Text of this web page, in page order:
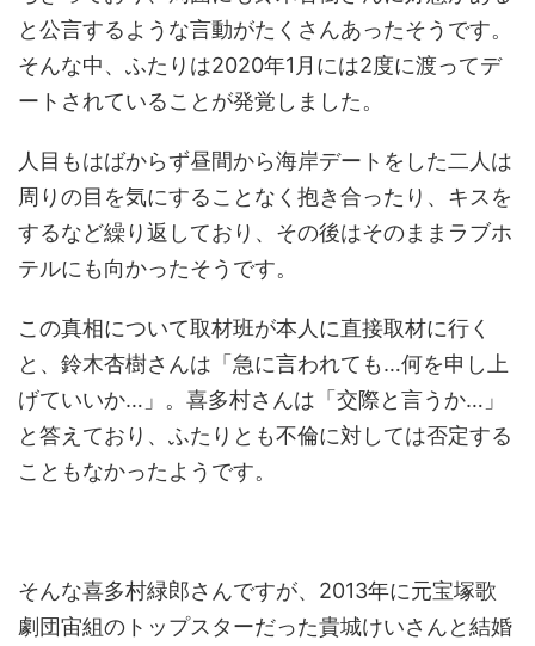
と公言するような言動がたくさんあったそうです。
そんな中、ふたりは2020年1月には2度に渡ってデ
ートされていることが発覚しました。
人目もはばからず昼間から海岸デートをした二人は
周りの目を気にすることなく抱き合ったり、キスを
するなど繰り返しており、その後はそのままラブホ
テルにも向かったそうです。
この真相について取材班が本人に直接取材に行く
と、鈴木杏樹さんは「急に言われても…何を申し上
げていいか…」。喜多村さんは「交際と言うか…」
と答えており、ふたりとも不倫に対しては否定する
こともなかったようです。
そんな喜多村緑郎さんですが、2013年に元宝塚歌
劇団宙組のトップスターだった貴城けいさんと結婚